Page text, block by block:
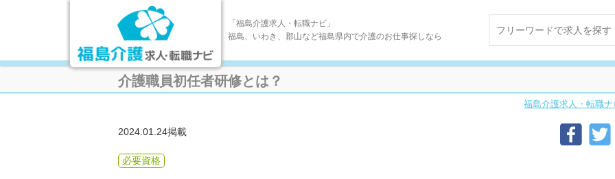
「福島介護求人・転職ナビ」
福島、いわき、郡山など福島県内で介護のお仕事探しなら
介護職員初任者研修とは？
福島介護求人・転職ナ
2024.01.24掲載
必要資格